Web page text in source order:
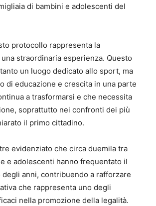
di bambini e adolescenti del
protocollo rappresenta la
straordinaria esperienza. Questo
un luogo dedicato allo sport, ma
di educazione e crescita in una parte
a trasformarsi e che necessita
soprattutto nei confronti dei più
il primo cittadino.
evidenziato che circa duemila tra
e adolescenti hanno frequentato il
anni, contribuendo a rafforzare
che rappresenta uno degli
nella promozione della legalità.